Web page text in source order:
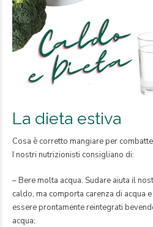
La dieta estiva
Cosa è corretto mangiare per
I nostri nutrizionisti consigliano di:
– Bere molta acqua. Sudare aiuta il
caldo, ma comporta carenza di acqua
essere prontamente reintegrati
acqua;